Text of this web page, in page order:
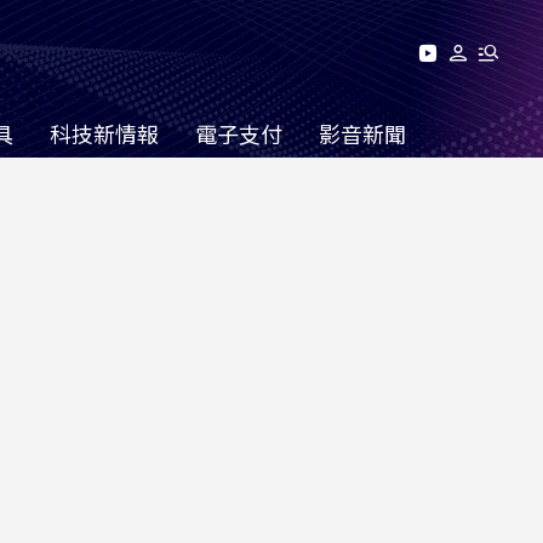
科技新情報 電子支付 影音新聞